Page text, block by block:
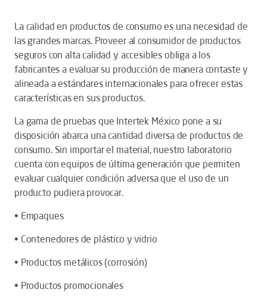
La calidad en productos de consumo es una necesidad de
las grandes marcas. Proveer al consumidor de productos
seguros con alta calidad y accesibles obliga a los
fabricantes a evaluar su producción de manera contaste y
alineada a estándares internacionales para ofrecer estas
características en sus productos.
La gama de pruebas que Intertek México pone a su
disposición abarca una cantidad diversa de productos de
consumo. Sin importar el material, nuestro laboratorio
cuenta con equipos de última generación que permiten
evaluar cualquier condición adversa que el uso de un
producto pudiera provocar.
• Empaques
• Contenedores de plástico y vidrio
• Productos metálicos (corrosión)
• Productos promocionales